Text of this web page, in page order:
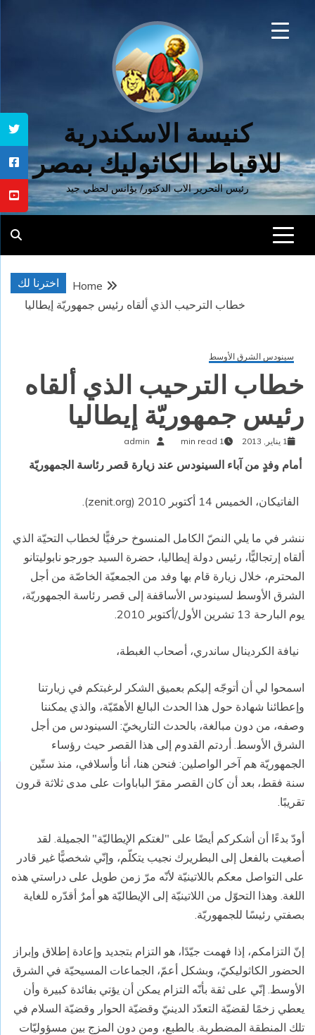
كنيسة الاسكندرية
للاقباط الكاثوليك بمصر
رئيس التحرير الاب الدكتور/ يؤانس لحظي جيد
اخترنا لك
Home
خطاب الترحيب الذي ألقاه رئيس جمهوريّة إيطاليا
سينودس الشرق الأوسط
خطاب الترحيب الذي ألقاه
رئيس جمهوريّة إيطاليا
1 يناير, 2013 1 min read
admin
أمام وفدٍ من آباء السينودس عند زيارة قصر رئاسة الجمهوريّة
الفاتيكان، الخميس 14 أكتوبر 2010 (zenit.org).
ننشر في ما يلي النصّ الكامل المنسوخ حرفيًّا لخطاب التحيّة الذي
ألقاه إرتجاليًّا، رئيس دولة إيطاليا، حضرة السيد جورجو نابوليتانو
المحترم، خلال زيارة قام بها وفد من الجمعيّة الخاصّة من أجل
الشرق الأوسط لسينودس الأساقفة إلى قصر رئاسة الجمهوريّة،
يوم البارحة 13 تشرين الأول/أكتوبر 2010.
نيافة الكردينال ساندري، أصحاب الغبطة،
اسمحوا لي أن أتوجّه إليكم بعميق الشكر لرغبتكم في زيارتنا
وإعطائنا شهادة حول هذا الحدث البالغ الأهمّيّة، والذي يمكننا
وصفه، من دون مبالغة، بالحدث التاريخيّ: السينودس من أجل
الشرق الأوسط. أردتم القدوم إلى هذا القصر حيث رؤساء
الجمهوريّة هم آخر الواصلين: فنحن هنا، أنا وأسلافي، منذ ستّين
سنة فقط، بعد أن كان القصر مقرّ الباباوات على مدى ثلاثة قرون
تقريبًا.
أودّ بدءًا أن أشكركم أيضًا على "لغتكم الإيطاليّة" الجميلة. لقد
أصغيت بالفعل إلى البطريرك نجيب يتكلّم، وإنّي شخصيًّا غير قادر
على التواصل معكم باللاتينيّة لأنّه مرّ زمن طويل على دراستي هذه
اللغة. وهذا التحوّل من اللاتينيّة إلى الإيطاليّة هو أمرٌ أقدّره للغاية
بصفتي رئيسًا للجمهوريّة.
إنّ التزامكم، إذا فهمت جيّدًا، هو التزام بتجديد وإعادة إطلاق وإبراز
الحضور الكاثوليكيّ، وبشكل أعمّ، الجماعات المسيحيّة في الشرق
الأوسط. إنّي على ثقة بأنّه التزام يمكن أن يؤتي بفائدة كبيرة وأن
يعطي زخمًا لقضيّة التعدّد الدينيّ وقضيّة الحوار وقضيّة السلام في
تلك المنطقة المضطربة. بالطبع، ومن دون المزج بين مسؤوليّات